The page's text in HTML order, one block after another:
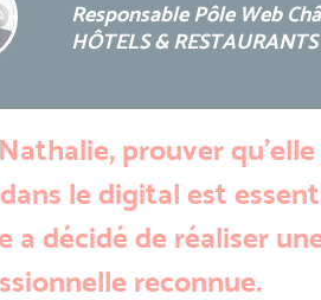
Responsable Pôle Web
HÔTELS &
prouver
le digital est
a décidé de réaliser
reconnue.